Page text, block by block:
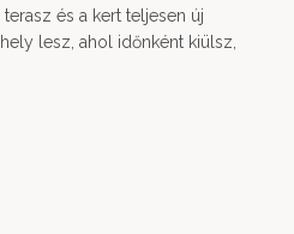
és a kert teljesen új
lesz, ahol időnként kiülsz,